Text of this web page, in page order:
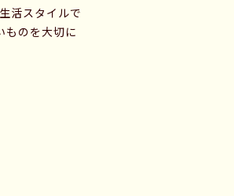
活スタイルで
ものを大切に